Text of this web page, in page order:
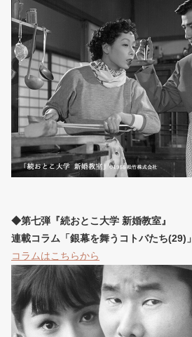
◆第七弾『続おとこ大学 新婚教室』
連載コラム「銀幕を舞うコトバたち(29)」
コラムはこちらから